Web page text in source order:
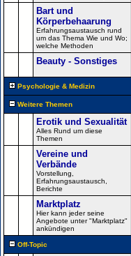
Bart und
Körperbehaarung
Erfahrungsaustausch rund
um das Thema Wie und Wo;
welche Methoden
Beauty - Sonstiges
Psychologie & Medizin
Weitere Themen
Erotik und Sexualität
Alles Rund um diese
Themen
Vereine und
Verbände
Vorstellung,
Erfahrungsaustausch,
Berichte
Marktplatz
Hier kann jeder seine
Angebote unter "Marktplatz"
ankündigen
Off-Topic